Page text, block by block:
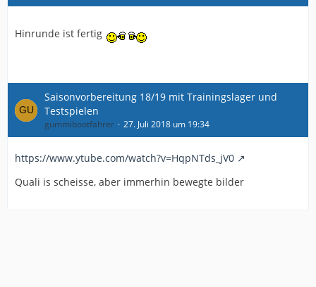
Hinrunde ist fertig
Saisonvorbereitung 18/19 mit Trainingslager und
Testspielen
gummibootfahrer 27. Juli 2018 um 19:34
https://www.ytube.com/watch?v=HqpNTds_jV0
Quali is scheisse, aber immerhin bewegte bilder